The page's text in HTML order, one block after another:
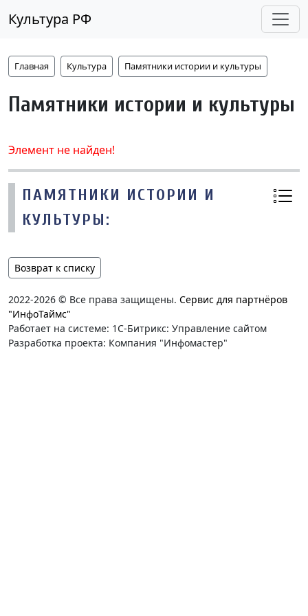
Культура РФ
Главная Культура Памятники истории и культуры
Памятники истории и культуры
Элемент не найден!
ПАМЯТНИКИ ИСТОРИИ И
КУЛЬТУРЫ:
Возврат к списку
2022-2026 © Все права защищены. Сервис для партнёров
"ИнфоТаймс"
Работает на системе: 1С-Битрикс: Управление сайтом
Разработка проекта: Компания "Инфомастер"